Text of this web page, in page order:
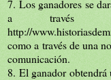
7. Los ganadores se
a través
http://
como a través de una
comunicación.
8. El ganador